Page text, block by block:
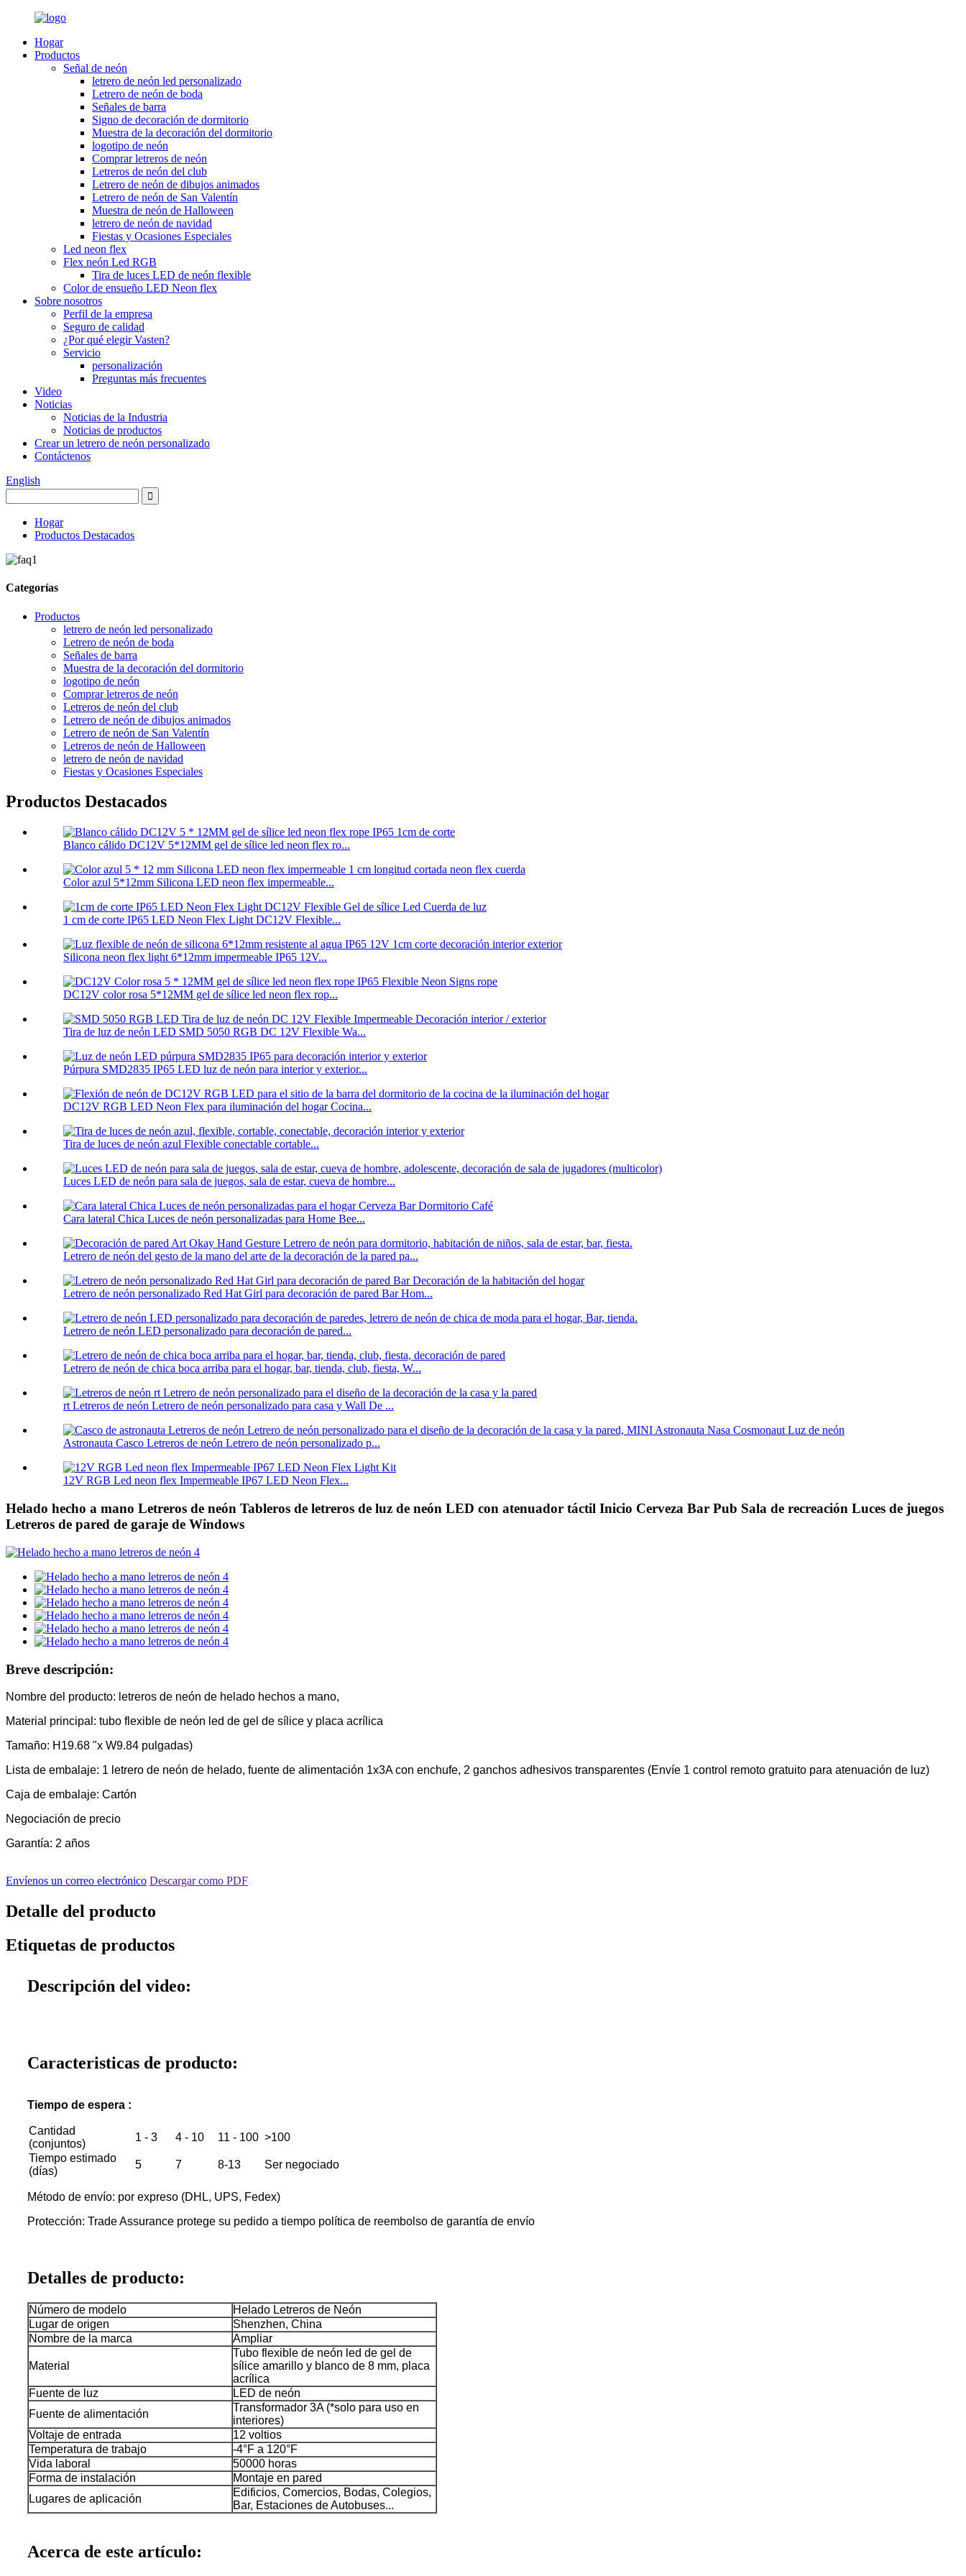
Hogar
Productos
Señal de neón
letrero de neón led personalizado
Letrero de neón de boda
Señales de barra
Signo de decoración de dormitorio
Muestra de la decoración del dormitorio
logotipo de neón
Comprar letreros de neón
Letreros de neón del club
Letrero de neón de dibujos animados
Letrero de neón de San Valentín
Muestra de neón de Halloween
letrero de neón de navidad
Fiestas y Ocasiones Especiales
Led neon flex
Flex neón Led RGB
Tira de luces LED de neón flexible
Color de ensueño LED Neon flex
Sobre nosotros
Perfil de la empresa
Seguro de calidad
¿Por qué elegir Vasten?
Servicio
personalización
Preguntas más frecuentes
Video
Noticias
Noticias de la Industria
Noticias de productos
Crear un letrero de neón personalizado
Contáctenos
English
Hogar
Productos Destacados
Categorías
Productos
letrero de neón led personalizado
Letrero de neón de boda
Señales de barra
Muestra de la decoración del dormitorio
logotipo de neón
Comprar letreros de neón
Letreros de neón del club
Letrero de neón de dibujos animados
Letrero de neón de San Valentín
Letreros de neón de Halloween
letrero de neón de navidad
Fiestas y Ocasiones Especiales
Productos Destacados
Blanco cálido DC12V 5*12MM gel de sílice led neon flex ro...
Color azul 5*12mm Silicona LED neon flex impermeable...
1 cm de corte IP65 LED Neon Flex Light DC12V Flexible...
Silicona neon flex light 6*12mm impermeable IP65 12V...
DC12V color rosa 5*12MM gel de sílice led neon flex rop...
Tira de luz de neón LED SMD 5050 RGB DC 12V Flexible Wa...
Púrpura SMD2835 IP65 LED luz de neón para interior y exterior...
DC12V RGB LED Neon Flex para iluminación del hogar Cocina...
Tira de luces de neón azul Flexible conectable cortable...
Luces LED de neón para sala de juegos, sala de estar, cueva de hombre...
Cara lateral Chica Luces de neón personalizadas para Home Bee...
Letrero de neón del gesto de la mano del arte de la decoración de la pared pa...
Letrero de neón personalizado Red Hat Girl para decoración de pared Bar Hom...
Letrero de neón LED personalizado para decoración de pared...
Letrero de neón de chica boca arriba para el hogar, bar, tienda, club, fiesta, W...
rt Letreros de neón Letrero de neón personalizado para casa y Wall De ...
Astronauta Casco Letreros de neón Letrero de neón personalizado p...
12V RGB Led neon flex Impermeable IP67 LED Neon Flex...
Helado hecho a mano Letreros de neón Tableros de letreros de luz de neón LED con atenuador táctil Inicio Cerveza Bar Pub Sala de recreación Luces de juegos
Letreros de pared de garaje de Windows
Breve descripción:
Nombre del producto: letreros de neón de helado hechos a mano,
Material principal: tubo flexible de neón led de gel de sílice y placa acrílica
Tamaño: H19.68 "x W9.84 pulgadas)
Lista de embalaje: 1 letrero de neón de helado, fuente de alimentación 1x3A con enchufe, 2 ganchos adhesivos transparentes (Envíe 1 control remoto gratuito para atenuación de luz)
Caja de embalaje: Cartón
Negociación de precio
Garantía: 2 años
Envíenos un correo electrónico Descargar como PDF
Detalle del producto
Etiquetas de productos
Descripción del video:
Caracteristicas de producto:
Tiempo de espera :
Cantidad
(conjuntos)
1 - 3 4 - 10 11 - 100 >100
Tiempo estimado
(días)
5 7 8-13 Ser negociado
Método de envío: por expreso (DHL, UPS, Fedex)
Protección: Trade Assurance protege su pedido a tiempo política de reembolso de garantía de envío
Detalles de producto:
Número de modelo
Helado Letreros de Neón
Lugar de origen
Shenzhen, China
Nombre de la marca
Ampliar
Material
Tubo flexible de neón led de gel de
sílice amarillo y blanco de 8 mm, placa
acrílica
Fuente de luz
LED de neón
Fuente de alimentación
Transformador 3A (*solo para uso en
interiores)
Voltaje de entrada
12 voltios
Temperatura de trabajo
-4°F a 120°F
Vida laboral
50000 horas
Forma de instalación
Montaje en pared
Lugares de aplicación
Edificios, Comercios, Bodas, Colegios,
Bar, Estaciones de Autobuses...
Acerca de este artículo: